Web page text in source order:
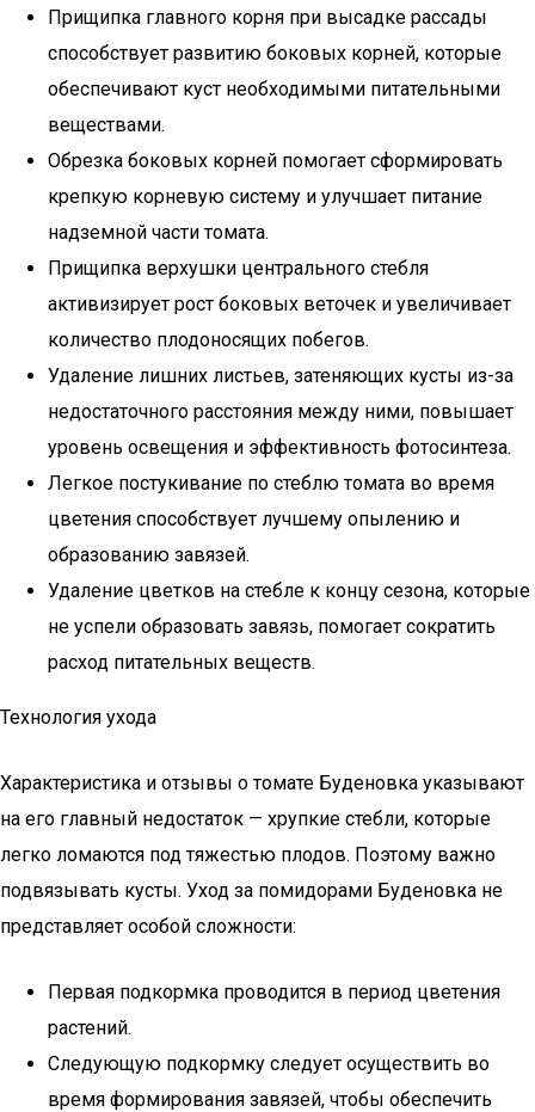
Прищипка главного корня при высадке рассады
способствует развитию боковых корней, которые
обеспечивают куст необходимыми питательными
веществами.
Обрезка боковых корней помогает сформировать
крепкую корневую систему и улучшает питание
надземной части томата.
Прищипка верхушки центрального стебля
активизирует рост боковых веточек и увеличивает
количество плодоносящих побегов.
Удаление лишних листьев, затеняющих кусты из-за
недостаточного расстояния между ними, повышает
уровень освещения и эффективность фотосинтеза.
Легкое постукивание по стеблю томата во время
цветения способствует лучшему опылению и
образованию завязей.
Удаление цветков на стебле к концу сезона, которые
не успели образовать завязь, помогает сократить
расход питательных веществ.
Технология ухода
Характеристика и отзывы о томате Буденовка указывают
на его главный недостаток — хрупкие стебли, которые
легко ломаются под тяжестью плодов. Поэтому важно
подвязывать кусты. Уход за помидорами Буденовка не
представляет особой сложности:
Первая подкормка проводится в период цветения
растений.
Следующую подкормку следует осуществить во
время формирования завязей, чтобы обеспечить